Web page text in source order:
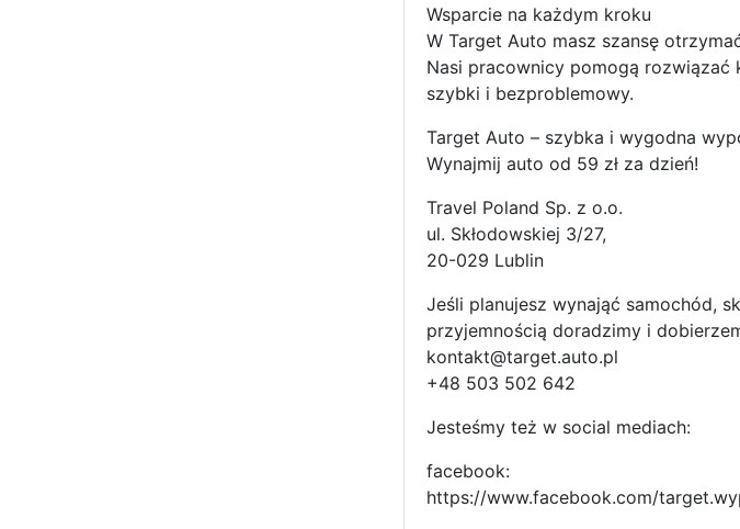
Wsparcie na każdym kroku
W Target Auto masz szansę
Nasi pracownicy pomogą rozwiązać
szybki i bezproblemowy.
Target Auto – szybka i wygodna
Wynajmij auto od 59 zł za dzień!
Travel Poland Sp. z o.o.
ul. Skłodowskiej 3/27,
20-029 Lublin
Jeśli planujesz wynająć samochód,
przyjemnością doradzimy i
kontakt@target.auto.pl
+48 503 502 642
Jesteśmy też w social mediach:
facebook:
https://www.facebook.com/